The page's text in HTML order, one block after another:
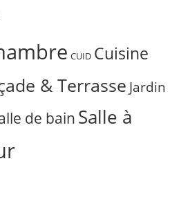
CUID Cuisine
& Terrasse Jardin
de bain Salle à